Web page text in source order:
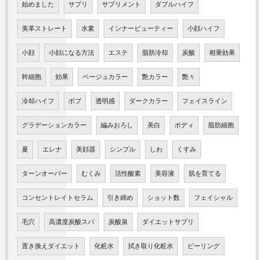
始めました サプリ サプリメント ダブルハイフ
美革ストレート 水素 インナービューティー 小顔ハイフ
小顔 小顔になる方法 エステ 脂肪冷却 炭酸 相乗効果
幹細胞 効果 ベージュカラー 艶カラー 艶々
冷却ハイフ ボブ 透明感 ダークカラー フェイスライン
グラデーションカラー 編みおろし 美白 ボディ 脂肪細胞
夏 エレナ 美顔器 シンプル しわ くすみ
ターンオーバー むくみ 活性酸素 美容液 肌を育てる
コンセントレイトセラム 引き締め ショット数 フェイシャル
毛穴 高濃度炭酸スパ 炭酸泉 ダイエットサプリ
置き換えダイエット 化粧水 拭き取り化粧水 ピーリング